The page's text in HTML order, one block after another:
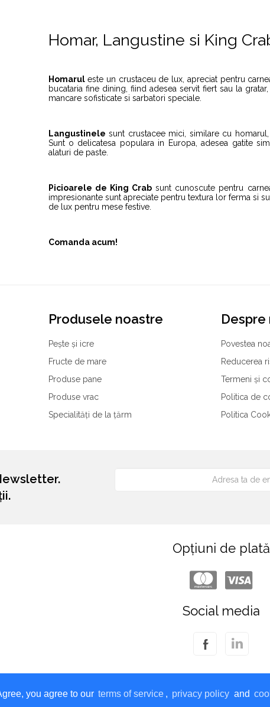
you agree to our terms of service , privacy policy and
Homar, Langustine si King
Homaruleste un crustaceu de lux, apreciat pentru
bucataria fine dining, fiind adesea servit fiert sau la
mancare sofisticate si sarbatori speciale.
Langustinele sunt crustacee mici, similare cu
Sunt o delicatesa populara in Europa, adesea gatite
alaturi de paste.
Picioarele de King Crabsunt cunoscute pentru
impresionante sunt apreciate pentru textura lor ferma si
de lux pentru mese festive.
Comanda acum!
Produsele noastre
Pește și icre
Fructe de mare
Produse pane
Produse vrac
Specialități de la țărm
Despre
Povestea
Reducerea
Termeni și
Politica de
Politica
Opțiuni de plată
Social media